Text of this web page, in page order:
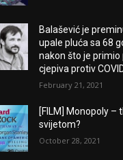
Balašević je
upale pluća sa 68
nakon što je primio
cjepiva protiv
February 21, 2021
[FILM] Monopoly –
svijetom?
October 28, 2021